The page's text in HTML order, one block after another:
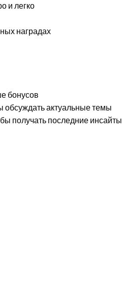
и легко
наградах
бонусов
обсуждать актуальные темы
получать последние инсайты